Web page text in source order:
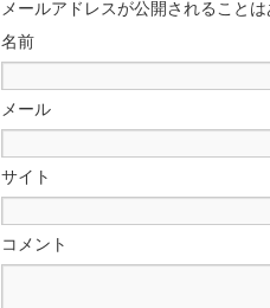
メールアドレスが公開されることは
名前
メール
サイト
コメント